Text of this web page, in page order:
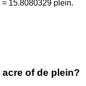
15.8080329 plein.
of de plein?